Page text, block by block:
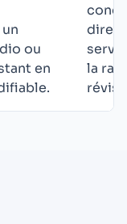
ou
en
la